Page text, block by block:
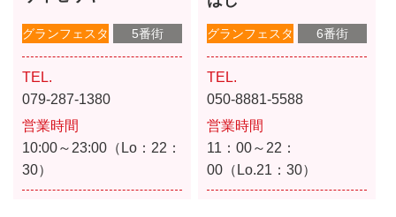
グランフェスタ 5番街
TEL.
079-287-1380
営業時間
10:00～23:00（Lo：22：
30）
グランフェスタ 6番街
TEL.
050-8881-5588
営業時間
11：00～22：
00（Lo.21：30）